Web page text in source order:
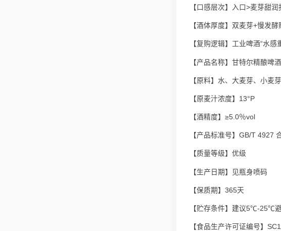
【口感层次】入口>麦芽甜
【酒体厚度】双麦芽+慢发
【复购逻辑】工业啤酒“水感
【产品名称】甘特尔精酿啤酒
【原料】水、大麦芽、小麦
【原麦汁浓度】13°P
【酒精度】≥5.0％vol
【产品标准号】GB/T 4927
【质量等级】优级
【生产日期】见瓶身喷码
【保质期】365天
【贮存条件】建议5℃-25℃
【食品生产许可证编号】